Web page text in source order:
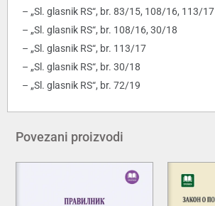
– „Sl. glasnik RS“, br. 83/15, 108/16, 113/17
– „Sl. glasnik RS“, br. 108/16, 30/18
– „Sl. glasnik RS“, br. 113/17
– „Sl. glasnik RS“, br. 30/18
– „Sl. glasnik RS“, br. 72/19
Povezani proizvodi